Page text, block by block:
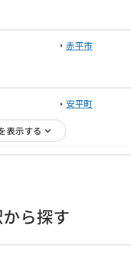
赤平市
安平町
表示する
ら探す